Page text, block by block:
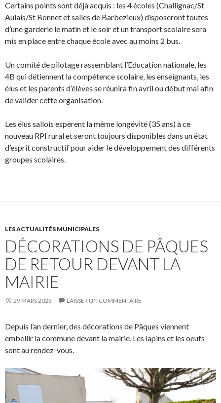
Certains points sont déjà acquis : les 4 écoles (Challignac/St
Aulais/St Bonnet et salles de Barbezieux) disposeront toutes
d’une garderie le matin et le soir et un transport scolaire sera
mis en place entre chaque école avec au moins 2 bus.
Un comité de pilotage rassemblant l’Education nationale, les
4B qui détiennent la compétence scolaire, les enseignants, les
élus et les parents d’élèves se réunira fin avril ou début mai afin
de valider cette organisation.
Les élus sallois espèrent la même longévité (35 ans) à ce
nouveau RPI rural et seront toujours disponibles dans un état
d’esprit constructif pour aider le développement des différents
groupes scolaires.
LES ACTUALITÉS MUNICIPALES
DÉCORATIONS DE PÂQUES
DE RETOUR DEVANT LA
MAIRIE
29 MARS 2023 LAISSER UN COMMENTAIRE
Depuis l’an dernier, des décorations de Pâques viennent
embellir la commune devant la mairie. Les lapins et les oeufs
sont au rendez-vous.